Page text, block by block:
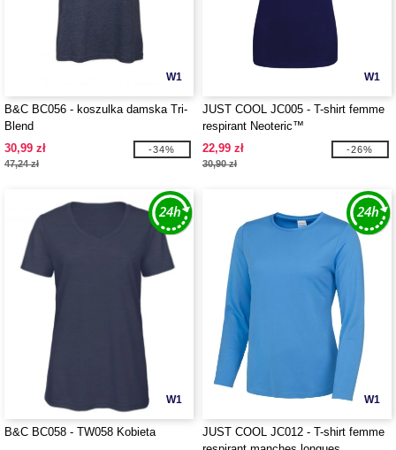
W1
B&C BC056 - koszulka damska Tri-
Blend
30,99 zł
47,24 zł
-34%
W1
JUST COOL JC005 - T-shirt femme
respirant Neoteric™
22,99 zł
30,90 zł
-26%
W1
B&C BC058 - TW058 Kobieta
W1
JUST COOL JC012 - T-shirt femme